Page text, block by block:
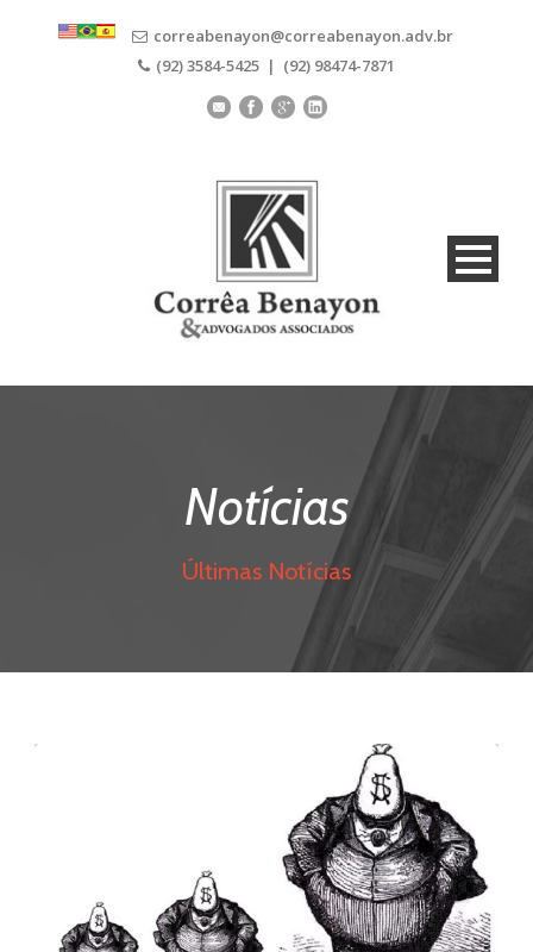
correabenayon@correabenayon.adv.br
(92) 3584-5425 | (92) 98474-7871
Notícias
Últimas Notícias